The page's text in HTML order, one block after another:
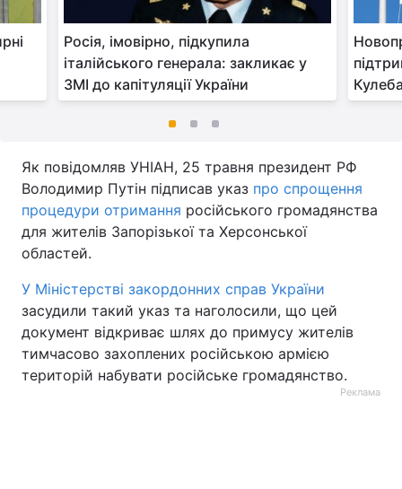
Росія, імовірно, підкупила
італійського генерала: закликає у
ЗМІ до капітуляції України
Як повідомляв УНІАН, 25 травня президент РФ
Володимир Путін підписав указ про спрощення
процедури отримання російського громадянства
для жителів Запорізької та Херсонської
областей.
У Міністерстві закордонних справ України
засудили такий указ та наголосили, що цей
документ відкриває шлях до примусу жителів
тимчасово захоплених російською армією
територій набувати російське громадянство.
Реклама